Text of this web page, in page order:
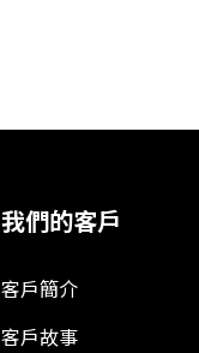
我們的客戶
客戶簡介
客戶故事